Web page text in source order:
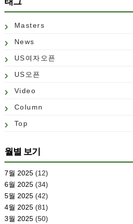
Masters
News
US여자오픈
US오픈
Video
Column
Top
월별 보기
7월 2025(12)
6월 2025(34)
5월 2025(42)
4월 2025(81)
3월 2025(50)